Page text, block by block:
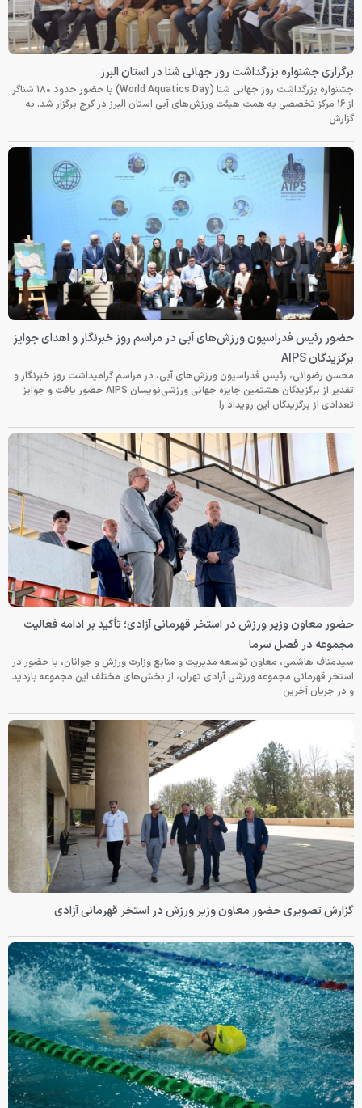
برگزاری جشنواره بزرگداشت روز جهانی شنا در استان البرز
جشنواره بزرگداشت روز جهانی شنا (World Aquatics Day) با حضور حدود ۱۸۰ شناگر
از ۱۶ مرکز تخصصی به همت هیئت ورزش‌های آبی استان البرز در کرج برگزار شد. به
گزارش
حضور رئیس فدراسیون ورزش‌های آبی در مراسم روز خبرنگار و اهدای جوایز
برگزیدگان AIPS
محسن رضوانی، رئیس فدراسیون ورزش‌های آبی، در مراسم گرامیداشت روز خبرنگار و
تقدیر از برگزیدگان هشتمین جایزه جهانی ورزشی‌نویسان AIPS حضور یافت و جوایز
تعدادی از برگزیدگان این رویداد را
حضور معاون وزیر ورزش در استخر قهرمانی آزادی؛ تأکید بر ادامه فعالیت
مجموعه در فصل سرما
سیدمناف هاشمی، معاون توسعه مدیریت و منابع وزارت ورزش و جوانان، با حضور در
استخر قهرمانی مجموعه ورزشی آزادی تهران، از بخش‌های مختلف این مجموعه بازدید
و در جریان آخرین
گزارش تصویری حضور معاون وزیر ورزش در استخر قهرمانی آزادی